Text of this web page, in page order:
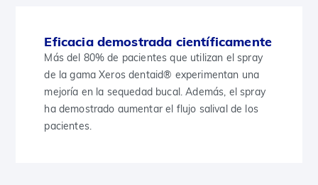
Eficacia demostrada científicamente
Más del 80% de pacientes que utilizan el spray
de la gama Xeros dentaid® experimentan una
mejoría en la sequedad bucal. Además, el spray
ha demostrado aumentar el flujo salival de los
pacientes.